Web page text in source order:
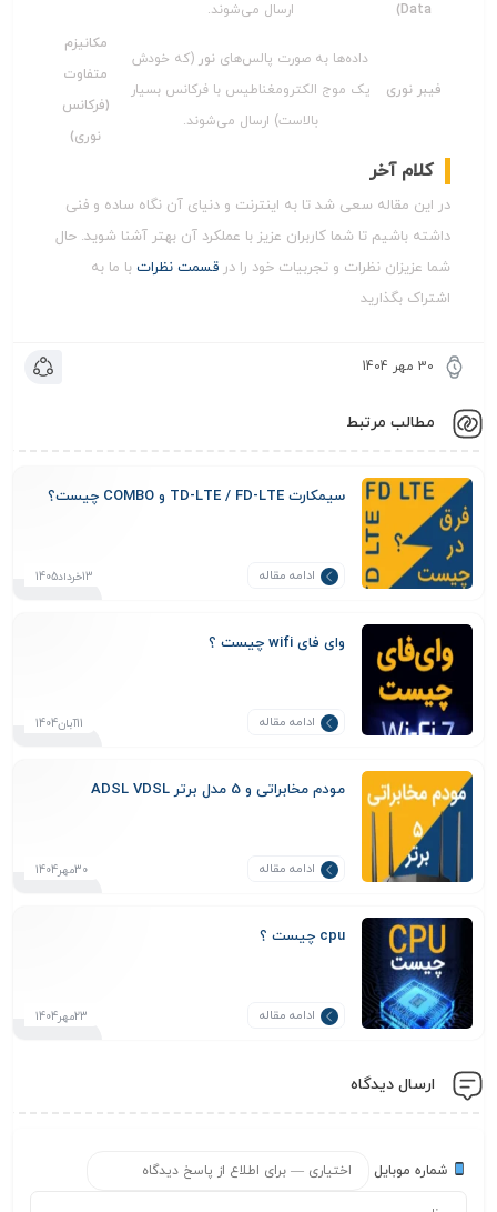
Data)
ارسال می‌شوند.
فیبر نوری
داده‌ها به صورت پالس‌های نور (که خودش
یک موج الکترومغناطیس با فرکانس بسیار
بالاست) ارسال می‌شوند.
مکانیزم
متفاوت
(فرکانس
نوری)
کلام آخر
در این مقاله سعی شد تا به اینترنت و دنیای آن نگاه ساده و فنی
داشته باشیم تا شما کاربران عزیز با عملکرد آن بهتر آشنا شوید. حال
شما عزیزان نظرات و تجربیات خود را در قسمت نظرات با ما به
اشتراک بگذارید
30 مهر 1404
مطالب مرتبط
سیمکارت TD-LTE / FD-LTE و COMBO چیست؟
ادامه مقاله 13خرداد1405
وای فای wifi چیست ؟
ادامه مقاله 11آبان1404
مودم مخابراتی و 5 مدل برتر ADSL VDSL
ادامه مقاله 30مهر1404
cpu چیست ؟
ادامه مقاله 23مهر1404
ارسال دیدگاه
شماره موبایل